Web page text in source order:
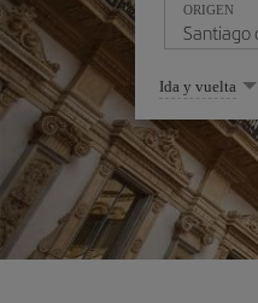
ORIGEN
Seleccione
una
opción
Ida y vuelta